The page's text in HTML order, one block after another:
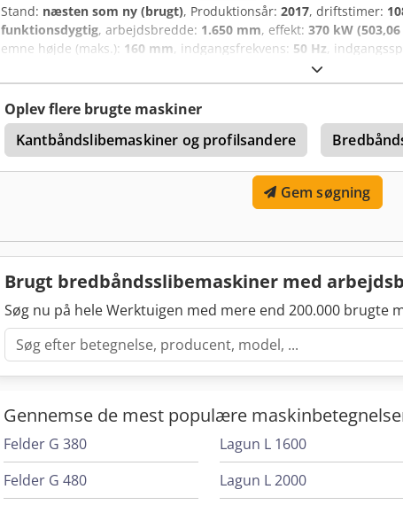
Stand: næsten som ny (brugt), Produktionsår: 2017, driftstimer:
funktionsdygtig, arbejdsbredde: 1.650 mm, effekt: 370 kW
emne højde (maks.): 160 mm, indgangsfrekvens: 50 Hz,
, COSTA
Dcodeyt H Dnjpfx Alisk Maskinen fremstår næsten som ny, med
fuldt funktionsdygtig og kører uden problemer. Tekniske
og kalibreringslinje * Arbejdsbredde: 1650 mm *
trinløs hastighedsregulering * Arbejdshøjde: 3 til 160 mm
* 1 afslibnings-/pudenhed * Rengøringssystem med blæsere og
med stålvalser * 1 afslibnings-/pudenhed * Rengøringssystem
Fra 18,75 kW op til 75 kW (afhængig af enhed) Styring: * PLC-
Oplev flere brugte maskiner
Kantbåndslibemaskiner og profilsandere
Gem søgning
Brugt bredbåndsslibemaskiner med
Søg nu på hele Werktuigen med mere end 200.000 brugte
Gennemse de mest populære
Felder G 380
Felder G 480
Lagun L 1600
Lagun L 2000